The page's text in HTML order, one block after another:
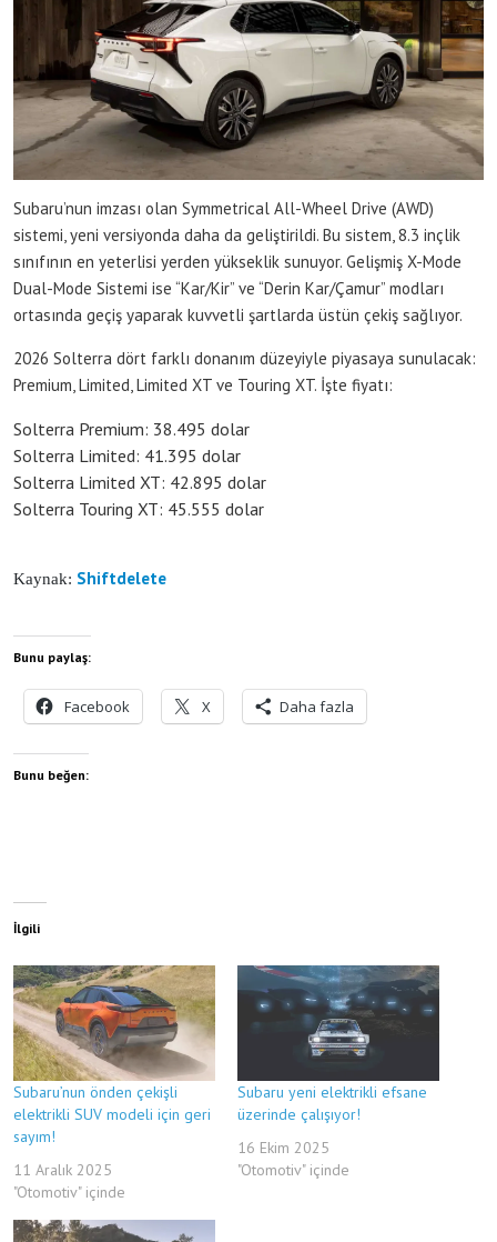
Subaru’nun imzası olan Symmetrical All-Wheel Drive (AWD)
sistemi, yeni versiyonda daha da geliştirildi. Bu sistem, 8.3 inçlik
sınıfının en yeterlisi yerden yükseklik sunuyor. Gelişmiş X-Mode
Dual-Mode Sistemi ise “Kar/Kir” ve “Derin Kar/Çamur” modları
ortasında geçiş yaparak kuvvetli şartlarda üstün çekiş sağlıyor.
2026 Solterra dört farklı donanım düzeyiyle piyasaya sunulacak:
Premium, Limited, Limited XT ve Touring XT. İşte fiyatı:
Solterra Premium: 38.495 dolar
Solterra Limited: 41.395 dolar
Solterra Limited XT: 42.895 dolar
Solterra Touring XT: 45.555 dolar
Kaynak: Shiftdelete
Bunu paylaş:
Facebook X Daha fazla
Bunu beğen:
İlgili
Subaru’nun önden çekişli
elektrikli SUV modeli için geri
sayım!
11 Aralık 2025
"Otomotiv" içinde
Subaru yeni elektrikli efsane
üzerinde çalışıyor!
16 Ekim 2025
"Otomotiv" içinde